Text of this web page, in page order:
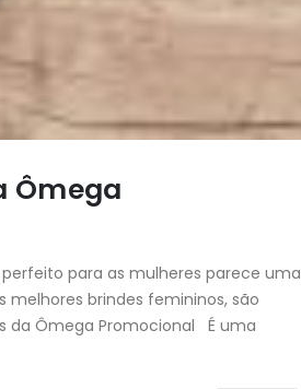
Ômega
para as mulheres parece uma
brindes femininos, são
da Ômega Promocional É uma